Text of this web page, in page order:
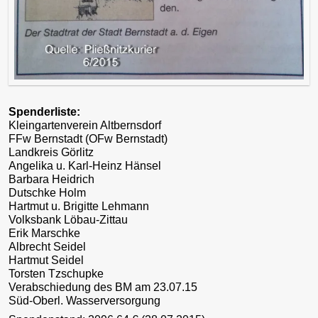
Spenderliste:
Kleingartenverein Altbernsdorf
FFw Bernstadt (OFw Bernstadt)
Landkreis Görlitz
Angelika u. Karl-Heinz Hänsel
Barbara Heidrich
Dutschke Holm
Hartmut u. Brigitte Lehmann
Volksbank Löbau-Zittau
Erik Marschke
Albrecht Seidel
Hartmut Seidel
Torsten Tzschupke
Verabschiedung des BM am 23.07.15
Süd-Oberl. Wasserversorgung